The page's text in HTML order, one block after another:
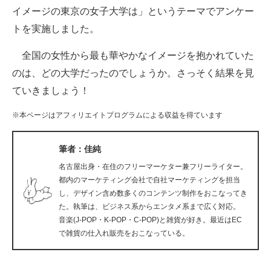
経営リーダーのコミュニティ
企業向けIT製品の総合サイト
IT製品の技術・比較・事例
製造業のIT導入・活用を支援
モノづくり技術者専門サイト
イメージの東京の女子大学は」というテーマでアンケー
トを実施しました。
全国の女性から最も華やかなイメージを抱かれていた
のは、どの大学だったのでしょうか。さっそく結果を見
ていきましょう！
※本ページはアフィリエイトプログラムによる収益を得ています
筆者：佳純
名古屋出身・在住のフリーマーケター兼フリーライター。
都内のマーケティング会社で自社マーケティングを担当
し、デザイン含め数多くのコンテンツ制作をおこなってき
た。執筆は、ビジネス系からエンタメ系まで広く対応。
音楽(J-POP・K-POP・C-POP)と雑貨が好き。最近はEC
で雑貨の仕入れ販売をおこなっている。